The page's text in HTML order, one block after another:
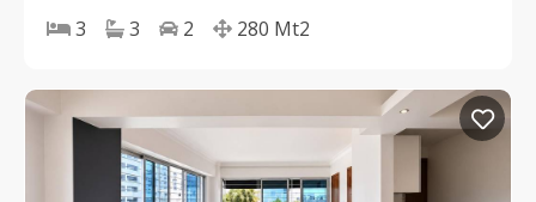
3 3 2 280 Mt2